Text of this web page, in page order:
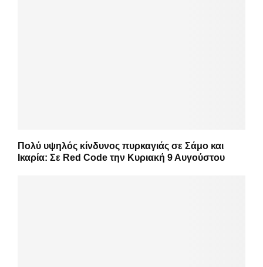
Πολύ υψηλός κίνδυνος πυρκαγιάς σε Σάμο και
Ικαρία: Σε Red Code την Κυριακή 9 Αυγούστου